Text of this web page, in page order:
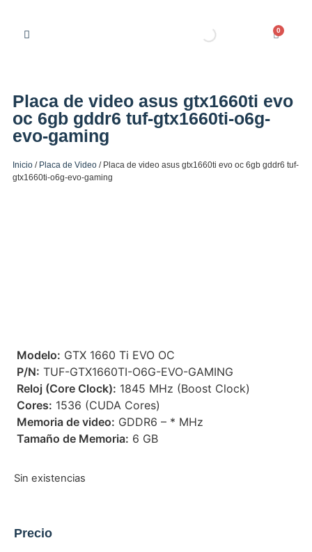
0
Placa de video asus gtx1660ti evo
oc 6gb gddr6 tuf-gtx1660ti-o6g-
evo-gaming
Inicio / Placa de Video / Placa de video asus gtx1660ti evo oc 6gb gddr6 tuf-
gtx1660ti-o6g-evo-gaming
 Modelo: GTX 1660 Ti EVO OC
 P/N: TUF-GTX1660TI-O6G-EVO-GAMING
 Reloj (Core Clock): 1845 MHz (Boost Clock)
 Cores: 1536 (CUDA Cores)
 Memoria de video: GDDR6 – * MHz
 Tamaño de Memoria: 6 GB
Sin existencias
Precio